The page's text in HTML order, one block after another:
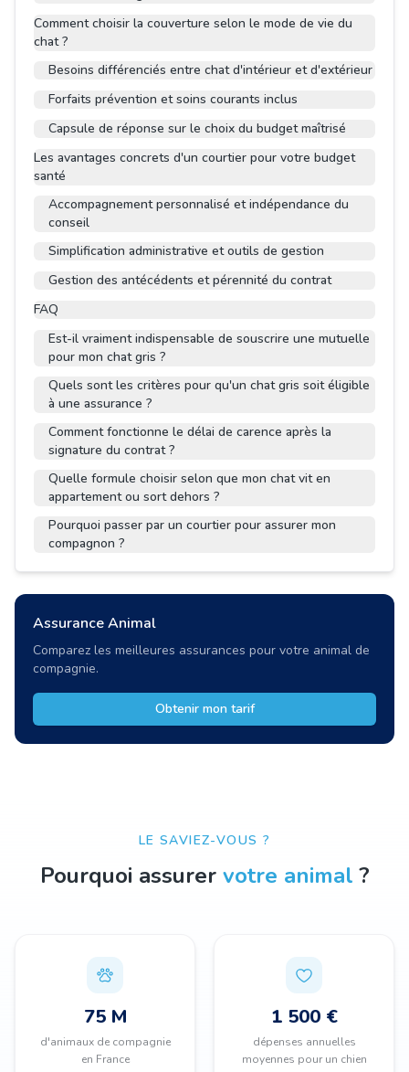
Comment choisir la couverture selon le mode de vie du
chat ?
Besoins différenciés entre chat d'intérieur et d'extérieur
Forfaits prévention et soins courants inclus
Capsule de réponse sur le choix du budget maîtrisé
Les avantages concrets d'un courtier pour votre budget
santé
Accompagnement personnalisé et indépendance du
conseil
Simplification administrative et outils de gestion
Gestion des antécédents et pérennité du contrat
FAQ
Est-il vraiment indispensable de souscrire une mutuelle
pour mon chat gris ?
Quels sont les critères pour qu'un chat gris soit éligible
à une assurance ?
Comment fonctionne le délai de carence après la
signature du contrat ?
Quelle formule choisir selon que mon chat vit en
appartement ou sort dehors ?
Pourquoi passer par un courtier pour assurer mon
compagnon ?
Assurance Animal
Comparez les meilleures assurances pour votre animal de
compagnie.
Obtenir mon tarif
LE SAVIEZ-VOUS ?
Pourquoi assurer votre animal ?
75 M
d'animaux de compagnie
en France
1 500 €
dépenses annuelles
moyennes pour un chien